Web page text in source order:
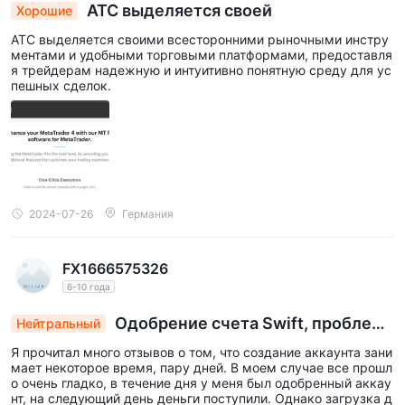
предлагает полный набор торговых инструментов,
расширенные возможности построения графиков и
настраиваемые функции для повышения качества
торговли.
кроме того, ATC также поддерживает широко
распространенный
известная своим удобным интерфейсом, обширными
инструментами технического анализа и возможностями
автоматической торговли.
трейдеров, которые предпочитают получать доступ к
с этими торговыми платформами, ATC гарантирует, что
беспрепятственному торговому опыту, что позволит им
принимать обоснованные решения и эффективно совершать
сделки.
См. сравнительную таблицу торговых платформ ниже:
Хорошие ATC выделяется своей
ATC выделяется своими всесторонними рыночными инстру
ментами и удобными торговыми платформами, предоставля
я трейдерам надежную и интуитивно понятную среду для ус
пешных сделок.
2024-07-26 Германия
FX1666575326
6-10 года
Нейтральный
Одобрение счета Swift, проблемн
ая загрузка документов: поддержка чата прих
одит на помощь
Я прочитал много отзывов о том, что создание аккаунта зани
мает некоторое время, пару дней. В моем случае все прошл
о очень гладко, в течение дня у меня был одобренный аккау
нт, на следующий день деньги поступили. Однако загрузка д